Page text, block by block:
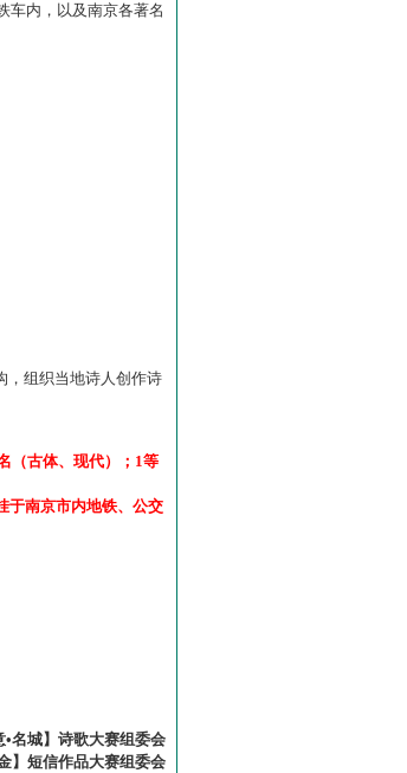
车内，以及南京各著名
，组织当地诗人创作诗
（古体、现代）；1等
于南京市内地铁、公交
•名城】诗歌大赛组委会
】短信作品大赛组委会